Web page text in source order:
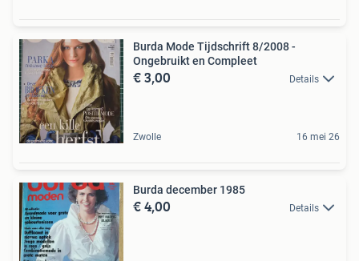
Burda Mode Tijdschrift 8/2008 -
Ongebruikt en Compleet
€ 3,00 Details
Zwolle 16 mei 26
Burda december 1985
€ 4,00 Details